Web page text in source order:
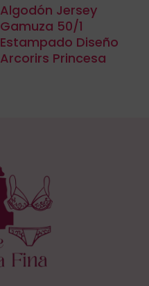
Algodón Jersey
Gamuza 50/1
Estampado Diseño
Arcorirs Princesa